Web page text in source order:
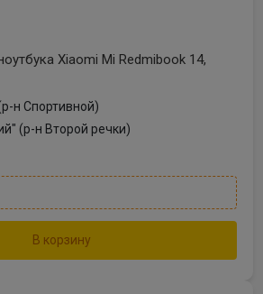
Xiaomi Mi Redmibook 14,
н Спортивной)
(р-н Второй речки)
В корзину